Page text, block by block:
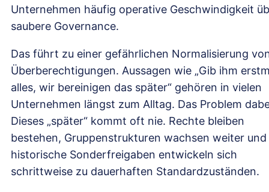
Unternehmen häufig operative Geschwindigkeit
saubere Governance.
Das führt zu einer gefährlichen Normalisierung
Überberechtigungen. Aussagen wie „Gib ihm
alles, wir bereinigen das später“ gehören in vielen
Unternehmen längst zum Alltag. Das Problem
Dieses „später“ kommt oft nie. Rechte bleiben
bestehen, Gruppenstrukturen wachsen weiter und
historische Sonderfreigaben entwickeln sich
schrittweise zu dauerhaften Standardzuständen.